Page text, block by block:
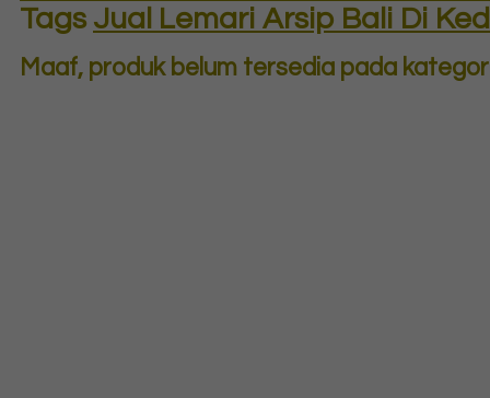
Tags Jual Lemari Arsip Bali Di
Maaf, produk belum tersedia pada